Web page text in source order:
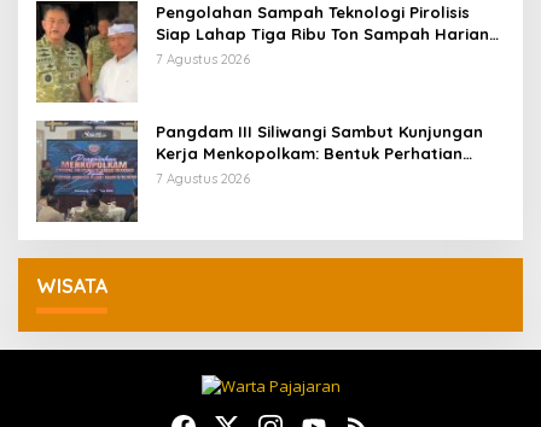
Pengolahan Sampah Teknologi Pirolisis
Siap Lahap Tiga Ribu Ton Sampah Harian
Jawa Barat
7 Agustus 2026
Pangdam III Siliwangi Sambut Kunjungan
Kerja Menkopolkam: Bentuk Perhatian
Pemerintah
7 Agustus 2026
WISATA